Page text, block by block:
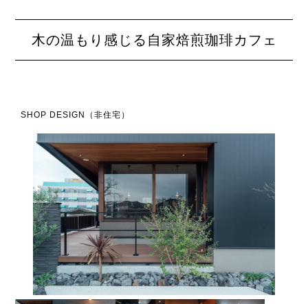
木の温もり感じる自家焙煎珈琲カフェ
SHOP DESIGN（非住宅）